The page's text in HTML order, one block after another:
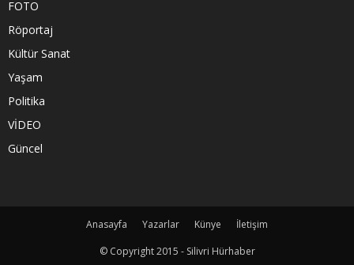
FOTO
Röportaj
Kültür Sanat
Yaşam
Politika
VİDEO
Güncel
Anasayfa Yazarlar Künye
İletişim
© Copyright 2015 - Silivri Hürhaber